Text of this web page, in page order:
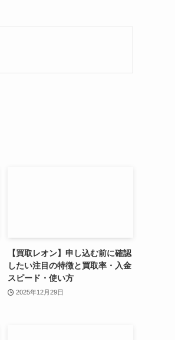
【買取レオン】申し込む前に確認
したい注目の特徴と買取率・入金
スピード・使い方
2025年12月29日